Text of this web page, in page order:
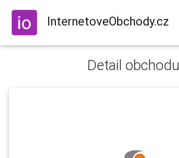
InternetoveObchody.cz
Detail obchodu